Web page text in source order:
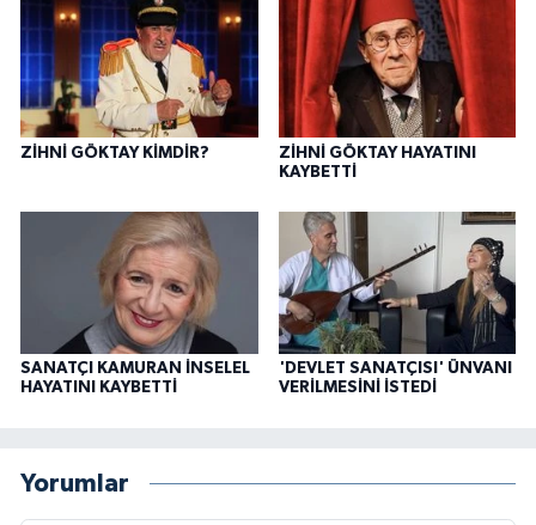
ZİHNİ GÖKTAY KİMDİR?
ZİHNİ GÖKTAY HAYATINI
KAYBETTİ
SANATÇI KAMURAN İNSELEL
HAYATINI KAYBETTİ
'DEVLET SANATÇISI' ÜNVANI
VERİLMESİNİ İSTEDİ
Yorumlar